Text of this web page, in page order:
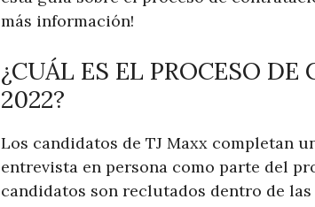
más información!
¿CUÁL ES EL PROCESO
2022?
Los candidatos de TJ Maxx completan
entrevista en persona como parte del
candidatos son reclutados dentro de